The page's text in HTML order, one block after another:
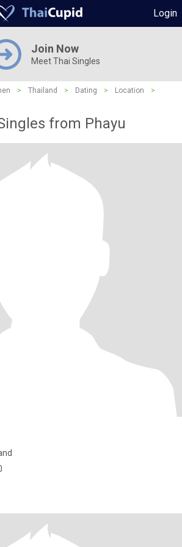
Login
Join Now
Meet Thai Singles
> Thailand > Dating > Location
>
from Phayu